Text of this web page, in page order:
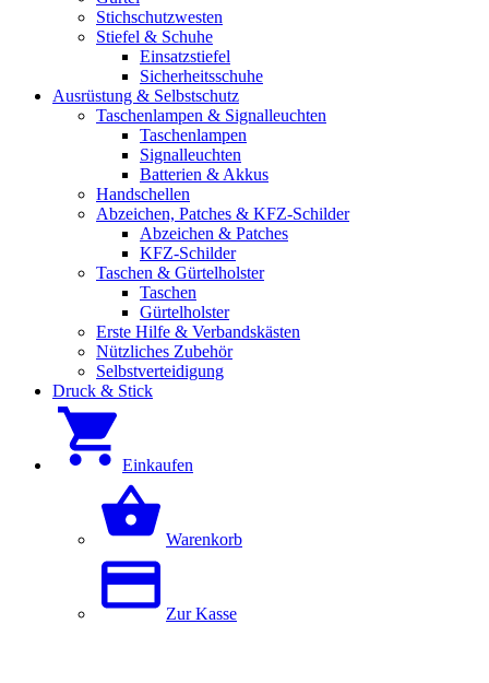
Stichschutzwesten
Stiefel & Schuhe
Einsatzstiefel
Sicherheitsschuhe
Ausrüstung & Selbstschutz
Taschenlampen & Signalleuchten
Taschenlampen
Signalleuchten
Batterien & Akkus
Handschellen
Abzeichen, Patches & KFZ-Schilder
Abzeichen & Patches
KFZ-Schilder
Taschen & Gürtelholster
Taschen
Gürtelholster
Erste Hilfe & Verbandskästen
Nützliches Zubehör
Selbstverteidigung
Druck & Stick
Einkaufen
Warenkorb
Zur Kasse